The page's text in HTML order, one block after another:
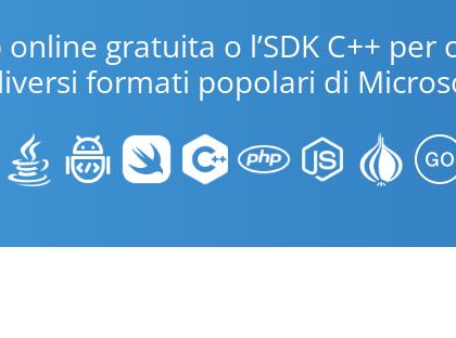
online gratuita o l’SDK C++
formati popolari di